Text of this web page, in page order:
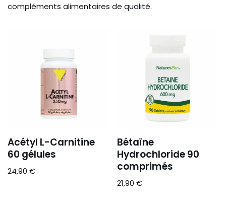
compléments alimentaires de qualité.
Acétyl L-Carnitine
60 gélules
24,90 €
Bétaïne
Hydrochloride 90
comprimés
21,90€